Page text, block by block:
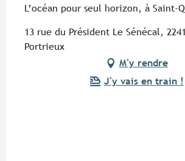
L’océan pour seul horizon, à Saint-
13 rue du Président Le Sénécal,
Portrieux
M'y rendre
J'y vais en train !